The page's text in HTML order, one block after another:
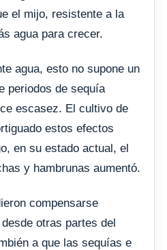
el mijo, resistente a la
agua para crecer.
agua, esto no supone un
periodos de sequía
escasez. El cultivo de
estos efectos
en su estado actual, el
y hambrunas aumentó.
compensarse
otras partes del
a que las sequías e